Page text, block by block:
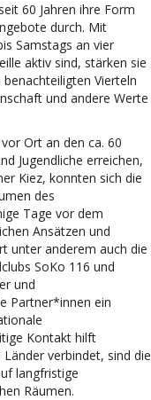
60 Jahren ihre Form
durch. Mit
Samstags an vier
aktiv sind, stärken sie
Vierteln
und andere Werte
Ort an den ca. 60
Jugendliche erreichen,
Kiez, konnten sich die
des
Tage vor dem
Ansätzen und
unter anderem auch die
SoKo 116 und
und
Partner*innen ein
Kontakt hilft
verbindet, sind die
langfristige
Räumen.